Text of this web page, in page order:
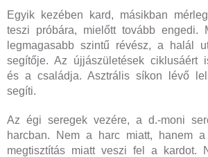
Egyik kezében kard, másikban
teszi próbára, mielőtt tovább engedi.
legmagasabb szintű révész, a halál
segítője. Az újjászületések ciklusáért
és a családja. Asztrális síkon lévő
segíti.
Az égi seregek vezére, a d.-moni
harcban. Nem a harc miatt, hanem
megtisztítás miatt veszi fel a kardot.